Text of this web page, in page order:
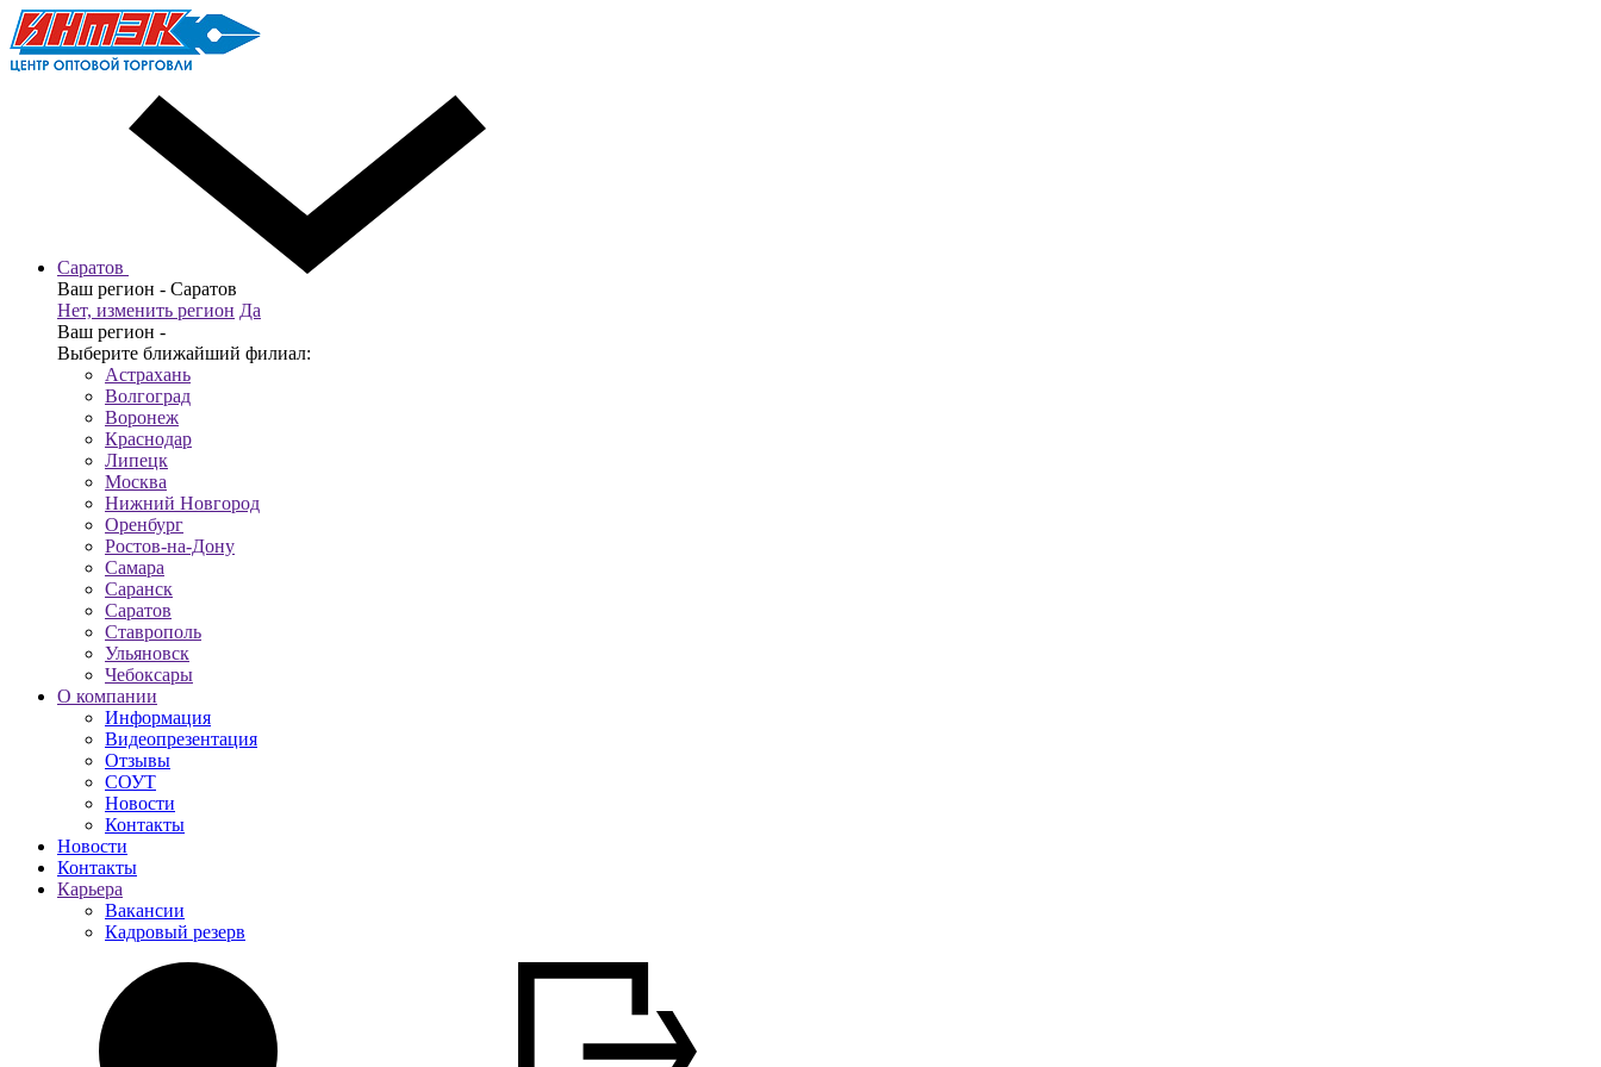
Саратов
Ваш регион - Саратов
Нет, изменить регион Да
Ваш регион -
Выберите ближайший филиал:
Астрахань
Волгоград
Воронеж
Краснодар
Липецк
Москва
Нижний Новгород
Оренбург
Ростов-на-Дону
Самара
Саранск
Саратов
Ставрополь
Ульяновск
Чебоксары
О компании
Информация
Видеопрезентация
Отзывы
СОУТ
Новости
Контакты
Новости
Контакты
Карьера
Вакансии
Кадровый резерв